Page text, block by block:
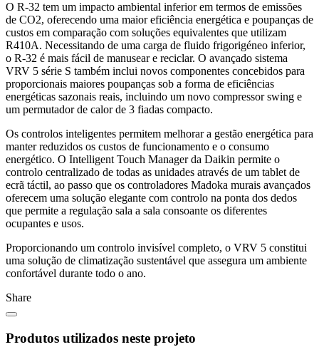
O R-32 tem um impacto ambiental inferior em termos de emissões
de CO2, oferecendo uma maior eficiência energética e poupanças de
custos em comparação com soluções equivalentes que utilizam
R410A. Necessitando de uma carga de fluido frigorigéneo inferior,
o R-32 é mais fácil de manusear e reciclar. O avançado sistema
VRV 5 série S também inclui novos componentes concebidos para
proporcionais maiores poupanças sob a forma de eficiências
energéticas sazonais reais, incluindo um novo compressor swing e
um permutador de calor de 3 fiadas compacto.
Os controlos inteligentes permitem melhorar a gestão energética para
manter reduzidos os custos de funcionamento e o consumo
energético. O Intelligent Touch Manager da Daikin permite o
controlo centralizado de todas as unidades através de um tablet de
ecrã táctil, ao passo que os controladores Madoka murais avançados
oferecem uma solução elegante com controlo na ponta dos dedos
que permite a regulação sala a sala consoante os diferentes
ocupantes e usos.
Proporcionando um controlo invisível completo, o VRV 5 constitui
uma solução de climatização sustentável que assegura um ambiente
confortável durante todo o ano.
Share
Produtos utilizados neste projeto